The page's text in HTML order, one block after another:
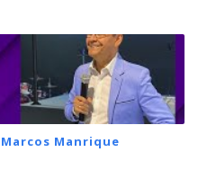
Manrique